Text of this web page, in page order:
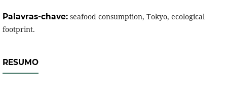
Palavras-chave: seafood consumption, Tokyo, ecological
footprint.
RESUMO